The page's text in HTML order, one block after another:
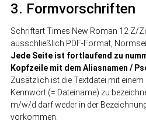
3. Formvorschriften
Schriftart Times New Roman 12 Z/
ausschließlich PDF-Format,
Jede Seite ist fortlaufend zu
Kopfzeile mit dem Aliasnamen /
Zusätzlich ist die Textdatei mit
Kennwort (= Dateiname) zu
m/w/d darf weder in der
vorkommen.